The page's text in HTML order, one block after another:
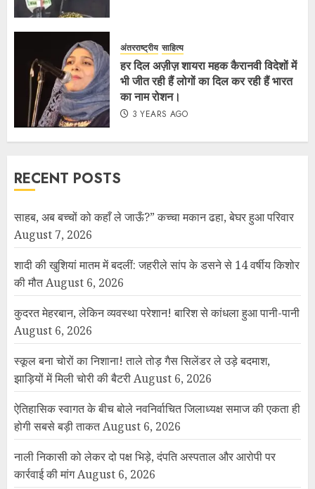
अंतरराष्ट्रीय साहित्य
हर दिल अज़ीज़ शायरा महक कैरानवी विदेशों में
भी जीत रही हैं लोगों का दिल कर रही हैं भारत
का नाम रोशन।
3 YEARS AGO
RECENT POSTS
साहब, अब बच्चों को कहाँ ले जाऊँ?” कच्चा मकान ढहा, बेघर हुआ परिवार
August 7, 2026
शादी की खुशियां मातम में बदलीं: जहरीले सांप के डसने से 14 वर्षीय किशोर
की मौतAugust 6, 2026
कुदरत मेहरबान, लेकिन व्यवस्था परेशान! बारिश से कांधला हुआ पानी-पानी
August 6, 2026
स्कूल बना चोरों का निशाना! ताले तोड़ गैस सिलेंडर ले उड़े बदमाश,
झाड़ियों में मिली चोरी की बैटरीAugust 6, 2026
ऐतिहासिक स्वागत के बीच बोले नवनिर्वाचित जिलाध्यक्ष समाज की एकता ही
होगी सबसे बड़ी ताकतAugust 6, 2026
नाली निकासी को लेकर दो पक्ष भिड़े, दंपति अस्पताल और आरोपी पर
कार्रवाई की मांगAugust 6, 2026